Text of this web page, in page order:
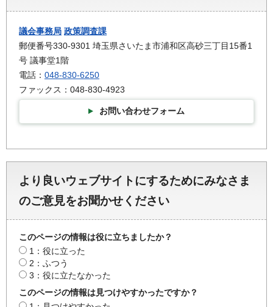
議会事務局 政策調査課
郵便番号330-9301 埼玉県さいたま市浦和区高砂三丁目15番1
号 議事堂1階
電話： 048-830-6250
ファックス：048-830-4923
お問い合わせフォーム
より良いウェブサイトにするためにみなさま
のご意見をお聞かせください
このページの情報は役に立ちましたか？
1：役に立った
2：ふつう
3：役に立たなかった
このページの情報は見つけやすかったですか？